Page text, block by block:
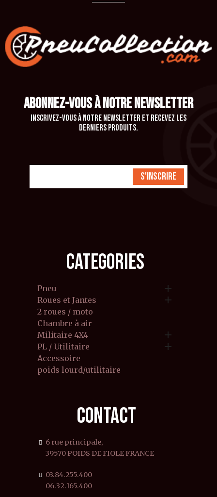
ABONNEZ-VOUS À NOTRE NEWSLETTER
Inscrivez-vous à notre newsletter et recevez les
derniers produits.
S'inscrire
CATEGORIES
Pneu 
Roues et Jantes 
2 roues / moto
Chambre à air
Militaire 4X4

PL / Utilitaire 
Accessoire
poids lourd/utilitaire
CONTACT
6 rue principale,
39570 POIDS DE FIOLE FRANCE
03.84.255.400
06.32.165.400